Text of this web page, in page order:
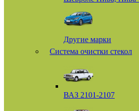
Другие марки
Система очистки стекол
ВАЗ 2101-2107